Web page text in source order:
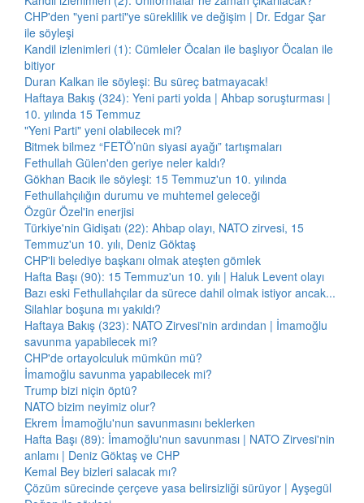
CHP'den "yeni parti"ye süreklilik ve değişim | Dr. Edgar Şar
ile söyleşi
Kandil izlenimleri (1): Cümleler Öcalan ile başlıyor Öcalan ile
bitiyor
Duran Kalkan ile söyleşi: Bu süreç batmayacak!
Haftaya Bakış (324): Yeni parti yolda | Ahbap soruşturması |
10. yılında 15 Temmuz
"Yeni Parti" yeni olabilecek mi?
Bitmek bilmez “FETÖ’nün siyasi ayağı” tartışmaları
Fethullah Gülen'den geriye neler kaldı?
Gökhan Bacık ile söyleşi: 15 Temmuz'un 10. yılında
Fethullahçılığın durumu ve muhtemel geleceği
Özgür Özel'in enerjisi
Türkiye'nin Gidişatı (22): Ahbap olayı, NATO zirvesi, 15
Temmuz'un 10. yılı, Deniz Göktaş
CHP'li belediye başkanı olmak ateşten gömlek
Hafta Başı (90): 15 Temmuz'un 10. yılı | Haluk Levent olayı
Bazı eski Fethullahçılar da sürece dahil olmak istiyor ancak...
Silahlar boşuna mı yakıldı?
Haftaya Bakış (323): NATO Zirvesi'nin ardından | İmamoğlu
savunma yapabilecek mi?
CHP'de ortayolculuk mümkün mü?
İmamoğlu savunma yapabilecek mi?
Trump bizi niçin öptü?
NATO bizim neyimiz olur?
Ekrem İmamoğlu'nun savunmasını beklerken
Hafta Başı (89): İmamoğlu'nun savunması | NATO Zirvesi'nin
anlamı | Deniz Göktaş ve CHP
Kemal Bey bizleri salacak mı?
Çözüm sürecinde çerçeve yasa belirsizliği sürüyor | Ayşegül